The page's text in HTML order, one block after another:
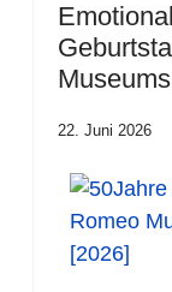
Museums
22. Juni 2026